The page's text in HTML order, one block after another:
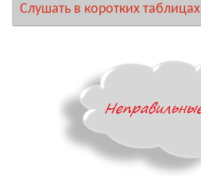
Слушать в коротких таблицах